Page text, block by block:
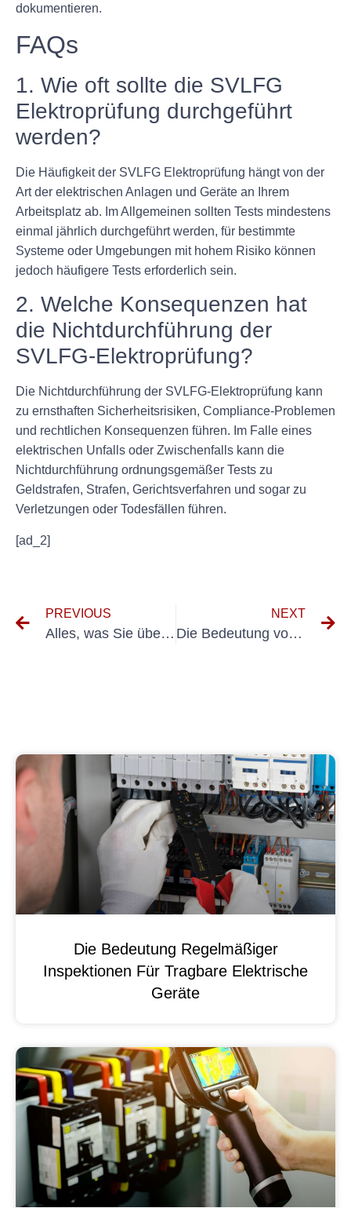
dokumentieren.
FAQs
1. Wie oft sollte die SVLFG
Elektroprüfung durchgeführt
werden?
Die Häufigkeit der SVLFG Elektroprüfung hängt von der
Art der elektrischen Anlagen und Geräte an Ihrem
Arbeitsplatz ab. Im Allgemeinen sollten Tests mindestens
einmal jährlich durchgeführt werden, für bestimmte
Systeme oder Umgebungen mit hohem Risiko können
jedoch häufigere Tests erforderlich sein.
2. Welche Konsequenzen hat
die Nichtdurchführung der
SVLFG-Elektroprüfung?
Die Nichtdurchführung der SVLFG-Elektroprüfung kann
zu ernsthaften Sicherheitsrisiken, Compliance-Problemen
und rechtlichen Konsequenzen führen. Im Falle eines
elektrischen Unfalls oder Zwischenfalls kann die
Nichtdurchführung ordnungsgemäßer Tests zu
Geldstrafen, Strafen, Gerichtsverfahren und sogar zu
Verletzungen oder Todesfällen führen.
[ad_2]
PREVIOUS
Alles, was Sie über die UVV-Prüfung in Nördlingen wissen müssen
NEXT
Die Bedeutung von ortsveränderlichen Verbrauchern für Unternehmen
Die Bedeutung Regelmäßiger
Inspektionen Für Tragbare Elektrische
Geräte